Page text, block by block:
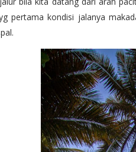
pertama kondisi jalanya